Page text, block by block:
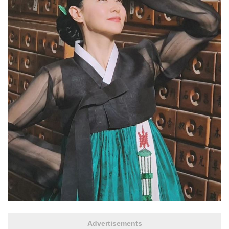
Advertisements